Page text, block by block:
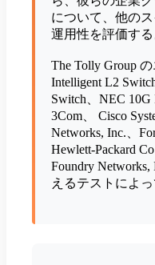
について、他の
運用性を評価する
The Tolly Group
Intelligent L2
Switch、NEC 10G
3Com、 Cisco
Networks, Inc.、
Hewlett-Packard
Foundry
えるテストによ